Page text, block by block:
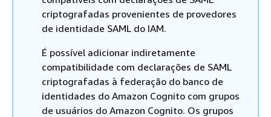
criptografadas provenientes de provedores
de identidade SAML do IAM.
É possível adicionar indiretamente
compatibilidade com declarações de SAML
criptografadas à federação do banco de
identidades do Amazon Cognito com grupos
de usuários do Amazon Cognito. Os grupos